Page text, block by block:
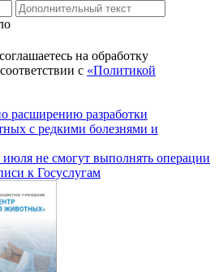
на обработку
с «Политикой
расширению разработки
с редкими болезнями и
не смогут выполнять операции
к Госуслугам